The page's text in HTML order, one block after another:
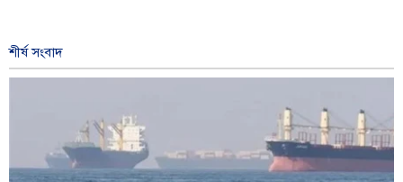
শীর্ষ সংবাদ